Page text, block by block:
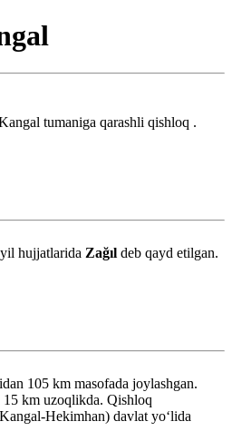
tumaniga qarashli qishloq .
hujjatlarida Zağıl deb qayd etilgan.
105 km masofada joylashgan.
km uzoqlikda. Qishloq
Hekimhan) davlat yoʻlida